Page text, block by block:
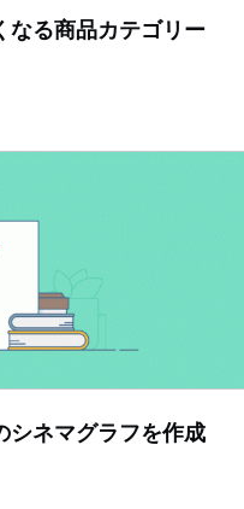
なる商品カテゴリー
シネマグラフを作成